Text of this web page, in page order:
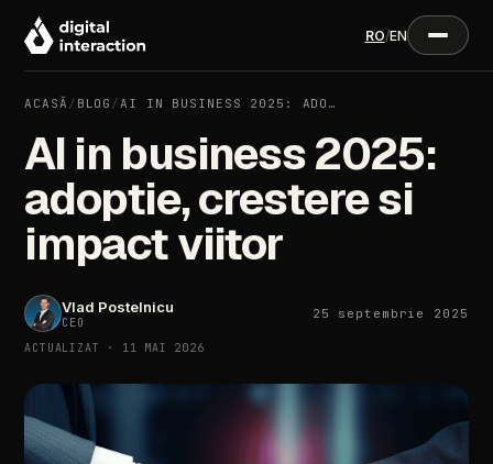
RO/EN
ACASĂ / BLOG /AI IN BUSINESS 2025: ADO…
AI in business 2025:
adoptie, crestere si
impact viitor
Vlad Postelnicu
CEO
25 septembrie 2025
ACTUALIZAT · 11 MAI 2026